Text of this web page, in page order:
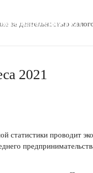
населения 2021
за деятельностью
2021
статистики проводит